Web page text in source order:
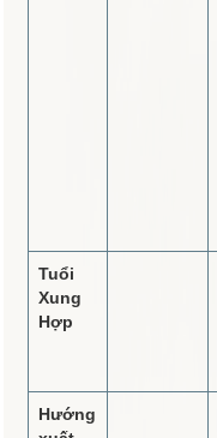
Tuổi
Xung
Hợp
Hướng